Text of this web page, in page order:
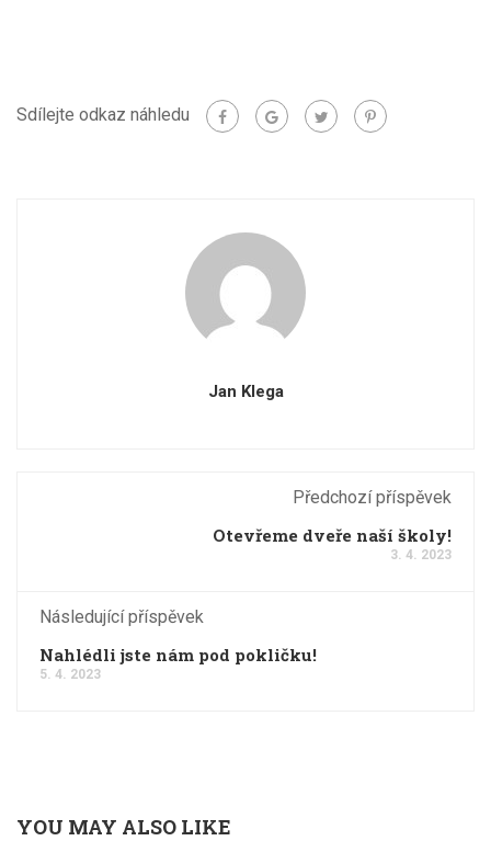
Sdílejte odkaz náhledu
Jan Klega
Předchozí příspěvek
Otevřeme dveře naší školy!
3. 4. 2023
Následující příspěvek
Nahlédli jste nám pod pokličku!
5. 4. 2023
YOU MAY ALSO LIKE